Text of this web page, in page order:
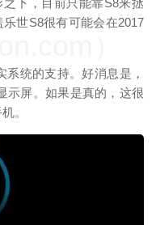
下，目前只能靠S8来拯
世S8很有可能会在2017
统的支持。好消息是，
示屏。如果是真的，这很
。
）